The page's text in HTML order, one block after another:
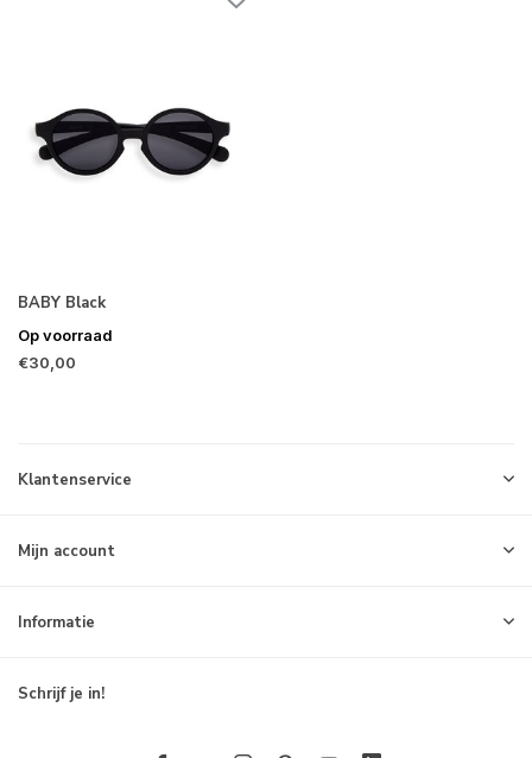
BABY Black
Op voorraad
€30,00
Klantenservice
Mijn account
Informatie
Schrijf je in!